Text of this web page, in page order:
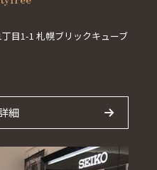
目1-1 札幌ブリックキューブ
細